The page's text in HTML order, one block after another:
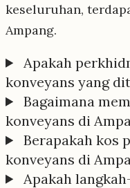
keseluruhan,
Ampang.
Apakah
konveyans yang
Bagaimana
konveyans di
Berapakah kos
konveyans di
Apakah